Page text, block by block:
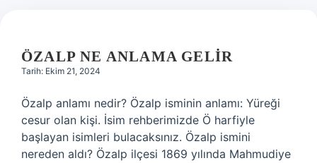
ÖZALP NE ANLAMA GELIR
Tarih: Ekim 21, 2024
Özalp anlamı nedir? Özalp isminin anlamı: Yüreği
cesur olan kişi. İsim rehberimizde Ö harfiyle
başlayan isimleri bulacaksınız. Özalp ismini
nereden aldı? Özalp ilçesi 1869 yılında Mahmudiye